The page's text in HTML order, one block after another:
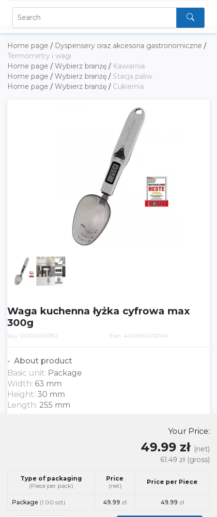
Home page / Dyspensery oraz akcesoria gastronomiczne /
Termometry i wagi
Home page / Wybierz branżę / Kawiarnia
Home page / Wybierz branżę / Stacja paliw
Home page / Wybierz branżę / Cukiernia
Waga kuchenna łyżka cyfrowa max
300g
sku: 0000003192 Ean: 4006160012149
About product
Basic unit: Package
Width: 63 mm
Height: 30 mm
Length: 255 mm
Your Price:
49.99 zł (net)
61.49 zł (gross)
Type of packaging
(Piece per pack)
Price
(net)
Price per Piece
Package (1.00 szt) 49.99 zł 49.99 zł